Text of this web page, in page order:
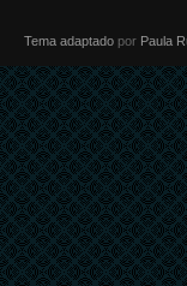
Tema adaptado por Paula